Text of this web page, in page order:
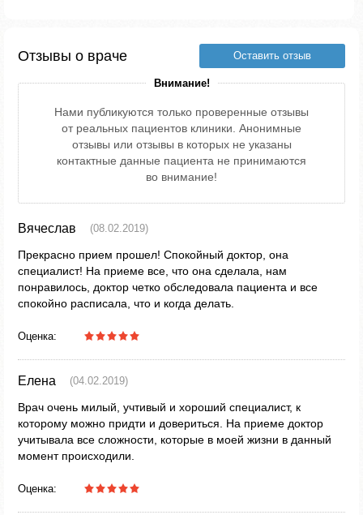
Отзывы о враче Оставить отзыв
Внимание!
Нами публикуются только проверенные отзывы
от реальных пациентов клиники. Анонимные
отзывы или отзывы в которых не указаны
контактные данные пациента не принимаются
во внимание!
Вячеслав (08.02.2019)
Прекрасно прием прошел! Спокойный доктор, она
специалист! На приеме все, что она сделала, нам
понравилось, доктор четко обследовала пациента и все
спокойно расписала, что и когда делать.
Оценка:
Елена (04.02.2019)
Врач очень милый, учтивый и хороший специалист, к
которому можно придти и довериться. На приеме доктор
учитывала все сложности, которые в моей жизни в данный
момент происходили.
Оценка: